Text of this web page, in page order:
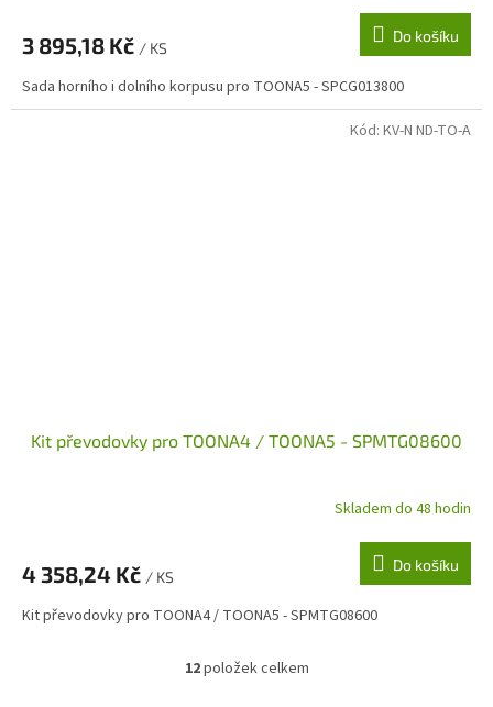
3 895,18 Kč / KS
Do košíku
Sada horního i dolního korpusu pro TOONA5 - SPCG013800
Kit převodovky pro TOONA4 / TOONA5 - SPMTG08600
Skladem do 48 hodin
4 358,24 Kč / KS
Do košíku
Kit převodovky pro TOONA4 / TOONA5 - SPMTG08600
Kód: KV-N ND-TO-A
O
12položek celkem